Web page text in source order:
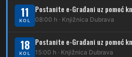
210 Dubrava – Stud. grad – Klin
213
34 Dubec – Ljubljanica – Noćna
Karta
11
KOL
Postanite e-Građani uz pomoć
08:00 h · Knjižnica Dubrava
18
KOL
Postanite e-Građani uz pomoć
15:00 h · Knjižnica Dubrava